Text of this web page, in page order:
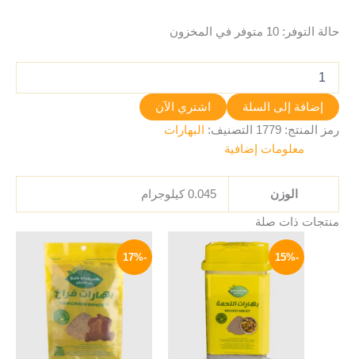
حالة التوفر: 10 متوفر في المخزون
إضافة إلى السلة
اشتري الآن
رمز المنتج: 1779 التصنيف:
البهارات
معلومات إضافية
الوزن 0.045 كيلوجرام
منتجات ذات صلة
-15%
الأصلي
هو:
85 EGP.
الحالي
72 EGP.
-17%
الأصلي
هو:
36 EGP.
الحالي
هو:
30 EGP.